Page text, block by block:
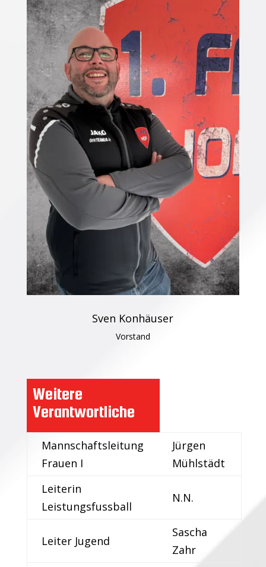
Sven Konhäuser
Vorstand
Weitere
Verantwortliche
Mannschaftsleitung
Frauen I
Jürgen
Mühlstädt
Leiterin
Leistungsfussball
N.N.
Leiter Jugend
Sascha
Zahr